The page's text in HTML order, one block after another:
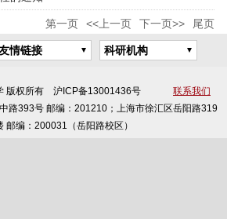
第一页 <<上一页 下一页>> 尾页
情链接 科研机构
学 版权所有 沪ICP备13001436号
联系我们
路393号 邮编：201210；上海市徐汇区岳阳路319
邮编：200031（岳阳路校区）